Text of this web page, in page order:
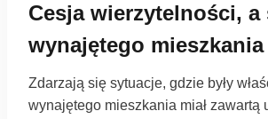
Cesja wierzytelności, a
wynajętego mieszkania
Zdarzają się sytuacje, gdzie były
wynajętego mieszkania miał zawartą